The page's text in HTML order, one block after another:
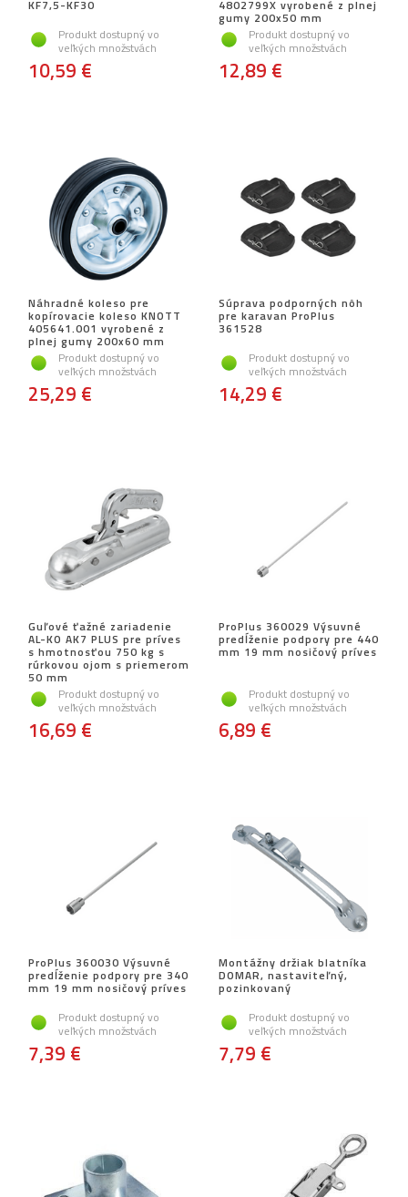
KF7,5-KF30
Produkt dostupný vo
veľkých množstvách
10,59 €
4802799X vyrobené z plnej
gumy 200x50 mm
Produkt dostupný vo
veľkých množstvách
12,89 €
Náhradné koleso pre
kopírovacie koleso KNOTT
405641.001 vyrobené z
plnej gumy 200x60 mm
Produkt dostupný vo
veľkých množstvách
25,29 €
Súprava podporných nôh
pre karavan ProPlus
361528
Produkt dostupný vo
veľkých množstvách
14,29 €
Guľové ťažné zariadenie
AL-KO AK7 PLUS pre príves
s hmotnosťou 750 kg s
rúrkovou ojom s priemerom
50 mm
Produkt dostupný vo
veľkých množstvách
16,69 €
ProPlus 360029 Výsuvné
predĺženie podpory pre 440
mm 19 mm nosičový príves
Produkt dostupný vo
veľkých množstvách
6,89 €
ProPlus 360030 Výsuvné
predĺženie podpory pre 340
mm 19 mm nosičový príves
Produkt dostupný vo
veľkých množstvách
7,39 €
Montážny držiak blatníka
DOMAR, nastaviteľný,
pozinkovaný
Produkt dostupný vo
veľkých množstvách
7,79 €